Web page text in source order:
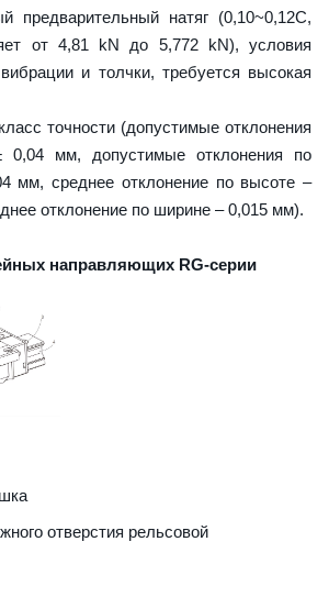
предварительный натяг (0,10~0,12C,
от 4,81 kN до 5,772 kN), условия
и толчки, требуется высокая
точности (допустимые отклонения
0,04 мм, допустимые отклонения по
мм, среднее отклонение по высоте –
отклонение по ширине – 0,015 мм).
направляющих RG-серии
отверстия рельсовой